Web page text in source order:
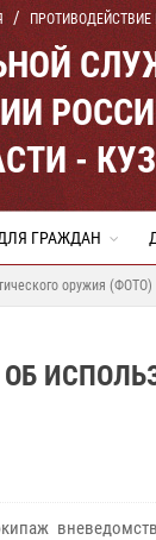
-
ГРАЖДАН
оружия (ФОТО)